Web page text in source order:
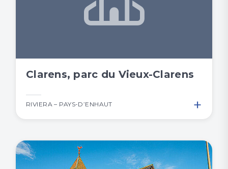
Clarens, parc du Vieux-Clarens
RIVIERA – PAYS-D’ENHAUT +